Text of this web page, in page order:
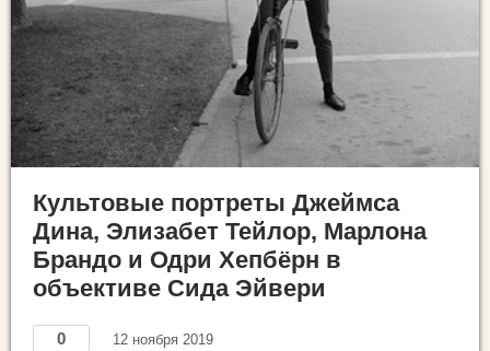
Культовые портреты Джеймса
Дина, Элизабет Тейлор, Марлона
Брандо и Одри Хепбёрн в
объективе Сида Эйвери
0 12 ноября 2019